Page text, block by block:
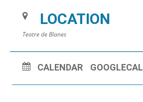
LOCATION
Teatre de Blanes
CALENDAR GOOGLECAL